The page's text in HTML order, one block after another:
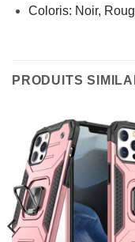
Coloris: Noir,
PRODUITS